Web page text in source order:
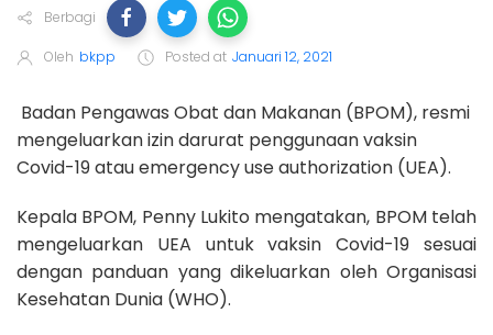
Berbagi
Oleh bkpp Posted at Januari 12, 2021
Badan Pengawas Obat dan Makanan (BPOM), resmi
mengeluarkan izin darurat penggunaan vaksin
Covid-19 atau emergency use authorization (UEA).
Kepala BPOM, Penny Lukito mengatakan, BPOM telah
mengeluarkan UEA untuk vaksin Covid-19 sesuai
dengan panduan yang dikeluarkan oleh Organisasi
Kesehatan Dunia (WHO).